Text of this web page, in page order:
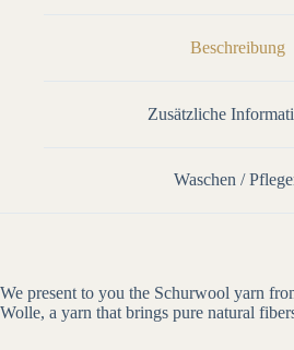
Beschreibung
Zusätzliche
Waschen /
We present to you the Schurwool yarn
Wolle, a yarn that brings pure natural